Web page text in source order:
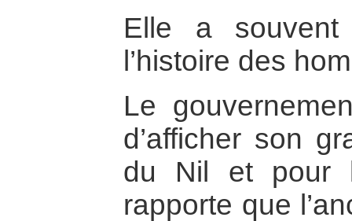
Elle a
l’histoire des
Le
d’afficher son
du Nil et pour
rapporte que